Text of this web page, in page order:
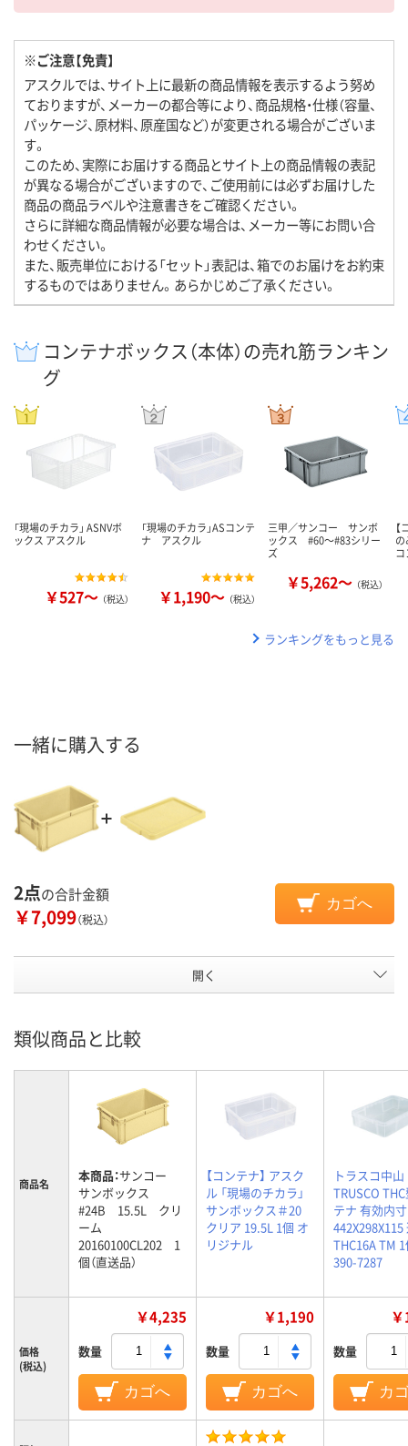
※ご注意【免責】
アスクルでは、サイト上に最新の商品情報を表示するよう努め
ておりますが、メーカーの都合等により、商品規格・仕様（容量、
パッケージ、原材料、原産国など）が変更される場合がございま
す。
このため、実際にお届けする商品とサイト上の商品情報の表記
が異なる場合がございますので、ご使用前には必ずお届けした
商品の商品ラベルや注意書きをご確認ください。
さらに詳細な商品情報が必要な場合は、メーカー等にお問い合
わせください。
また、販売単位における「セット」表記は、箱でのお届けをお約束
するものではありません。あらかじめご了承ください。
コンテナボックス（本体）の売れ筋ランキン
グ
「現場のチカラ」 ASNVボ
ックス アスクル
￥527～ （税込）
「現場のチカラ」ASコンテ
ナ アスクル
￥1,190～ （税込）
三甲／サンコー サンボ
ックス #60～#83シリー
ズ
￥5,262～ （税込）
の
ランキングをもっと見る
一緒に購入する
2点の合計金額
￥7,099（税込）
カゴへ
開く
類似商品と比較
商品名 本商品：サンコー
サンボックス
#24B 15.5L クリ
ーム
20160100CL202 1
個（直送品）
【コンテナ】 アスク
ル 「現場のチカラ」
サンボックス＃20
クリア 19.5L 1個 オ
リジナル
トラスコ中山
TRUSCO
テナ 有効内寸
442X298X115
THC16A TM
390-7287
価格
(税込)
￥4,235
数量
カゴへ
￥1,190
数量
カゴへ
数量
カ